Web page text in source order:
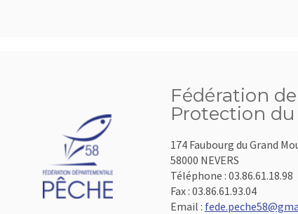
Fédération
Protection
174 Faubourg du Grand
58000 NEVERS
Téléphone : 03.86.61.18.98
Fax : 03.86.61.93.04
Email :